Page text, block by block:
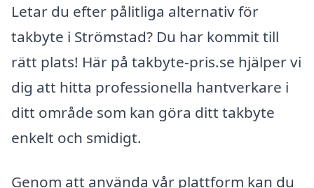
Letar du efter pålitliga alternativ för
takbyte i Strömstad? Du har kommit till
rätt plats! Här på takbyte-pris.se hjälper vi
dig att hitta professionella hantverkare i
ditt område som kan göra ditt takbyte
enkelt och smidigt.
Genom att använda vår plattform kan du